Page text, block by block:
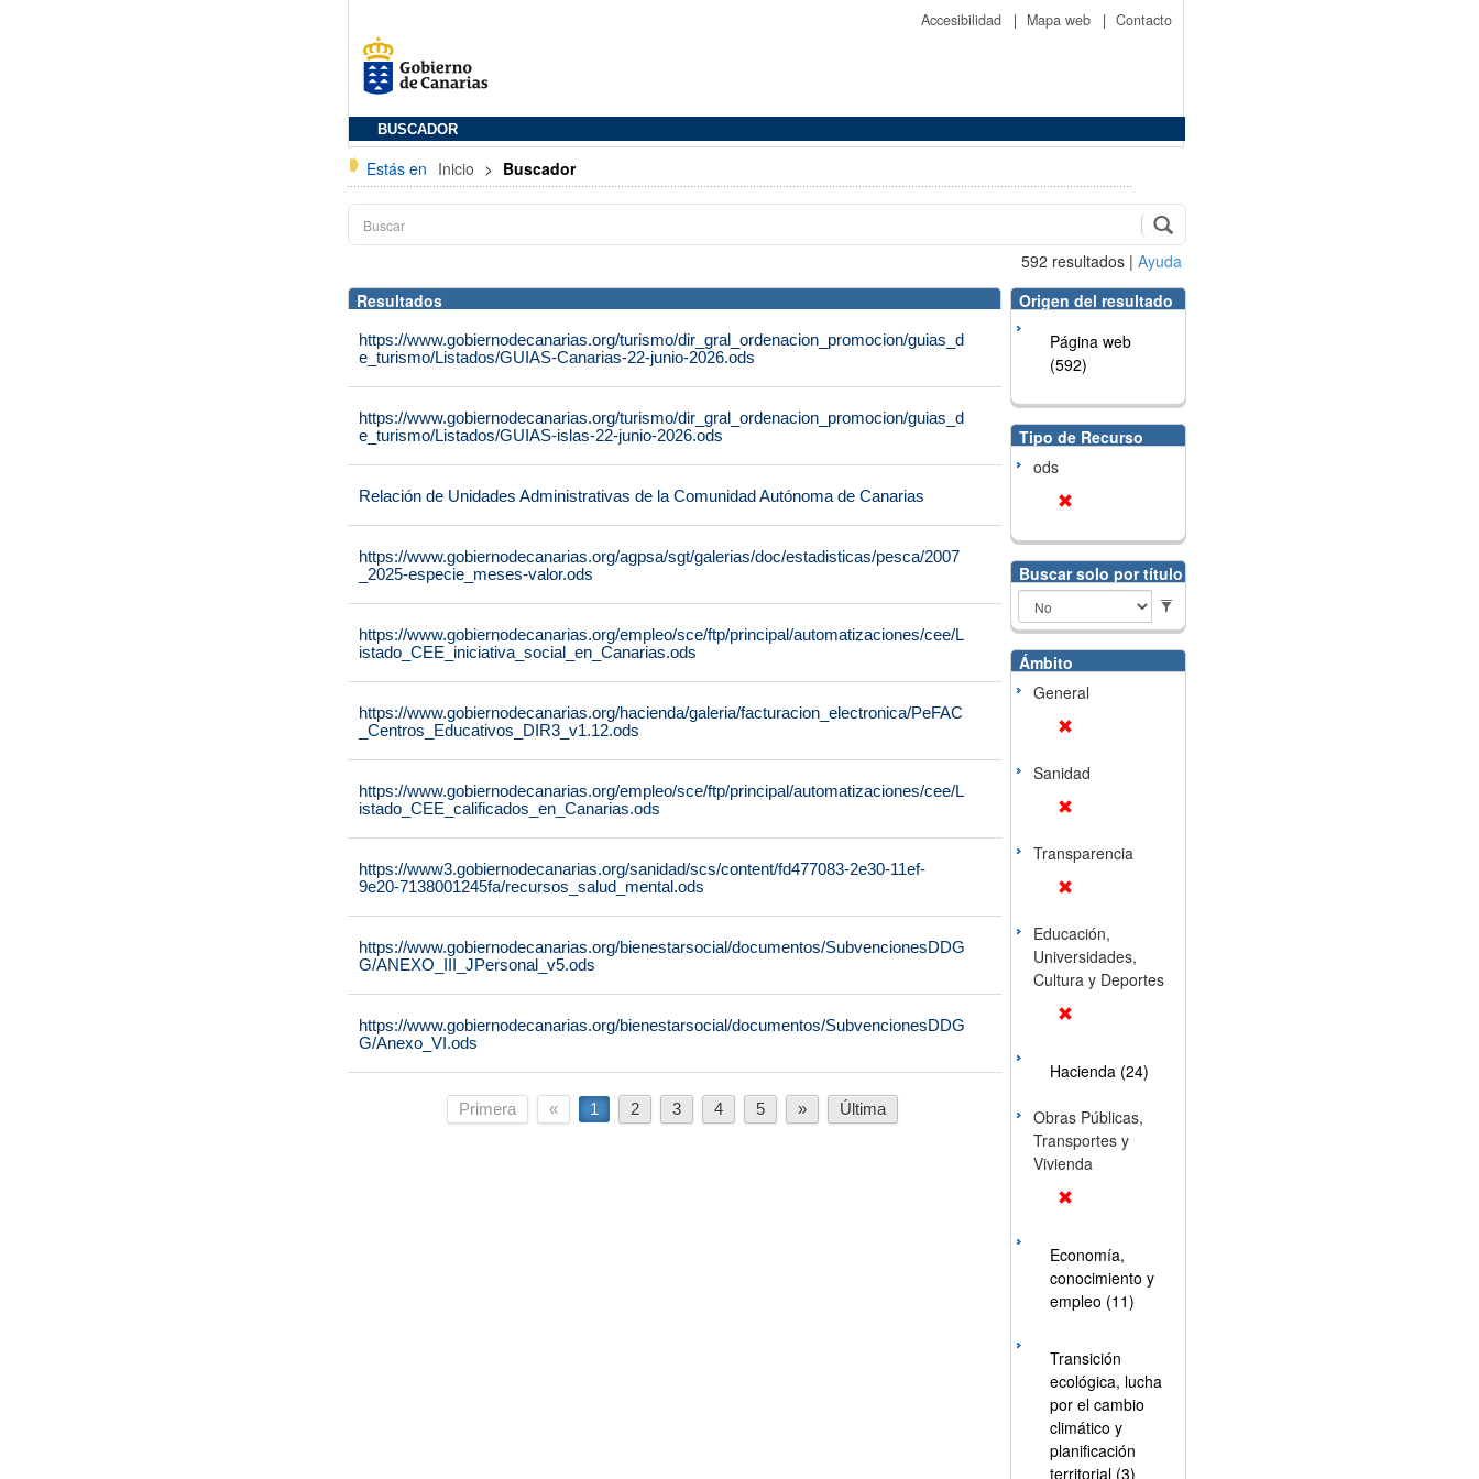
Accesibilidad | Mapa web | Contacto
BUSCADOR
Estás en Inicio > Buscador
592 resultados | Ayuda
Resultados
https://www.gobiernodecanarias.org/turismo/dir_gral_ordenacion_promocion/guias_d
e_turismo/Listados/GUIAS-Canarias-22-junio-2026.ods
https://www.gobiernodecanarias.org/turismo/dir_gral_ordenacion_promocion/guias_d
e_turismo/Listados/GUIAS-islas-22-junio-2026.ods
Relación de Unidades Administrativas de la Comunidad Autónoma de Canarias
https://www.gobiernodecanarias.org/agpsa/sgt/galerias/doc/estadisticas/pesca/2007
_2025-especie_meses-valor.ods
https://www.gobiernodecanarias.org/empleo/sce/ftp/principal/automatizaciones/cee/L
istado_CEE_iniciativa_social_en_Canarias.ods
https://www.gobiernodecanarias.org/hacienda/galeria/facturacion_electronica/PeFAC
_Centros_Educativos_DIR3_v1.12.ods
https://www.gobiernodecanarias.org/empleo/sce/ftp/principal/automatizaciones/cee/L
istado_CEE_calificados_en_Canarias.ods
https://www3.gobiernodecanarias.org/sanidad/scs/content/fd477083-2e30-11ef-
9e20-7138001245fa/recursos_salud_mental.ods
https://www.gobiernodecanarias.org/bienestarsocial/documentos/SubvencionesDDG
G/ANEXO_III_JPersonal_v5.ods
https://www.gobiernodecanarias.org/bienestarsocial/documentos/SubvencionesDDG
G/Anexo_VI.ods
Primera « 1 2 3 4 5 » Última
Origen del resultado
Página web
(592)
Tipo de Recurso
ods
Buscar solo por título
Ámbito
General
Sanidad
Transparencia
Educación,
Universidades,
Cultura y Deportes
Hacienda (24)
Obras Públicas,
Transportes y
Vivienda
Economía,
conocimiento y
empleo (11)
Transición
ecológica, lucha
por el cambio
climático y
planificación
territorial (3)